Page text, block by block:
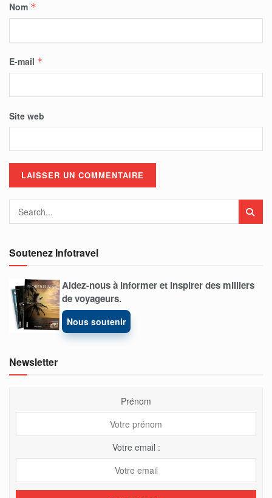
Nom *
E-mail *
Site web
Soutenez Infotravel
Aidez-nous à informer et inspirer des milliers
de voyageurs.
Nous soutenir
Newsletter
Prénom
Votre email :